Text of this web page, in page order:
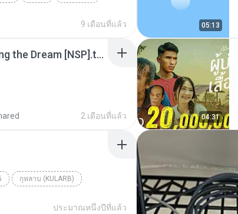
9 เดือนที่แล้ว 05:13
Tomodachi Life Living the Dream [NSP].torrent
2 เดือนที่แล้ว 04:31
กุหลาบ (KULARB)
ประมาณหนึ่งปีที่แล้ว